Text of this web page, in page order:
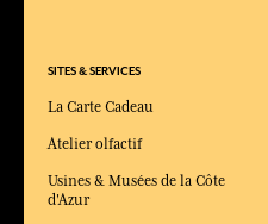
SITES & SERVICES
La Carte Cadeau
Atelier olfactif
Usines & Musées de la Côte
d'Azur